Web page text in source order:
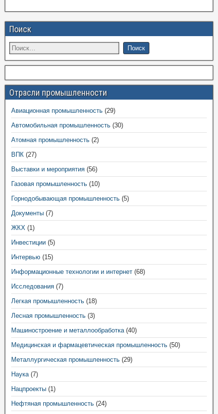
Поиск
Отрасли промышленности
Авиационная промышленность (29)
Автомобильная промышленность (30)
Атомная промышленность (2)
ВПК (27)
Выставки и мероприятия (56)
Газовая промышленность (10)
Горнодобывающая промышленность (5)
Документы (7)
ЖКХ (1)
Инвестиции (5)
Интервью (15)
Информационные технологии и интернет (68)
Исследования (7)
Легкая промышленность (18)
Лесная промышленность (3)
Машиностроение и металлообработка(40)
Медицинская и фармацевтическая промышленность (50)
Металлургическая промышленность (29)
Наука(7)
Нацпроекты (1)
Нефтяная промышленность (24)